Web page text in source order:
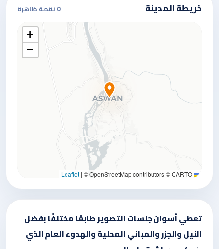
خريطة المدينة 0 نقطة ظاهرة
+
−
| © OpenStreetMap contributors © CARTO
تعطي أسوان جلسات التصوير طابعًا مختلفًا بفضل
النيل والجزر والمباني المحلية والهدوء العام الذي